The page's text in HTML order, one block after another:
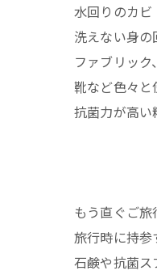
水回りのカビ
洗えない身の
ファブリック
靴など色々と
抗菌力が高い
もう直ぐご
旅行時に持参
石鹸や抗菌ス